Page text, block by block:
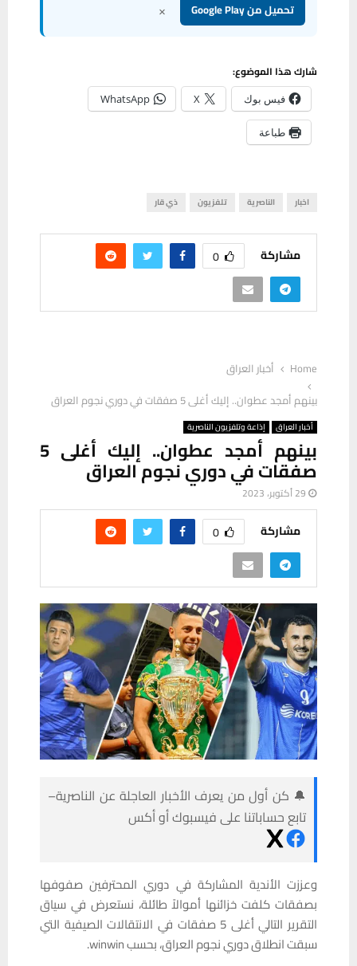
تحميل من Google Play ×
شارك هذا الموضوع:
فيس بوك X
WhatsApp
طباعة
اخبار الناصرية تلفزيون ذي قار
مشاركة 0
Home
أخبار العراق
بينهم أمجد عطوان.. إليك أغلى 5 صفقات في دوري نجوم العراق
أخبار العراق إذاعة وتلفزيون الناصرية
بينهم أمجد عطوان.. إليك أغلى 5
صفقات في دوري نجوم العراق
29 أكتوبر، 2023
مشاركة 0
🔔 كن أول من يعرف الأخبار العاجلة عن الناصرية–
تابع حساباتنا على فيسبوك أو أكس
وعززت الأندية المشاركة في دوري المحترفين صفوفها
بصفقات كلفت خزائنها أموالاً طائلة، نستعرض في سياق
التقرير التالي أغلى 5 صفقات في الانتقالات الصيفية التي
سبقت انطلاق دوري نجوم العراق، بحسب winwin.